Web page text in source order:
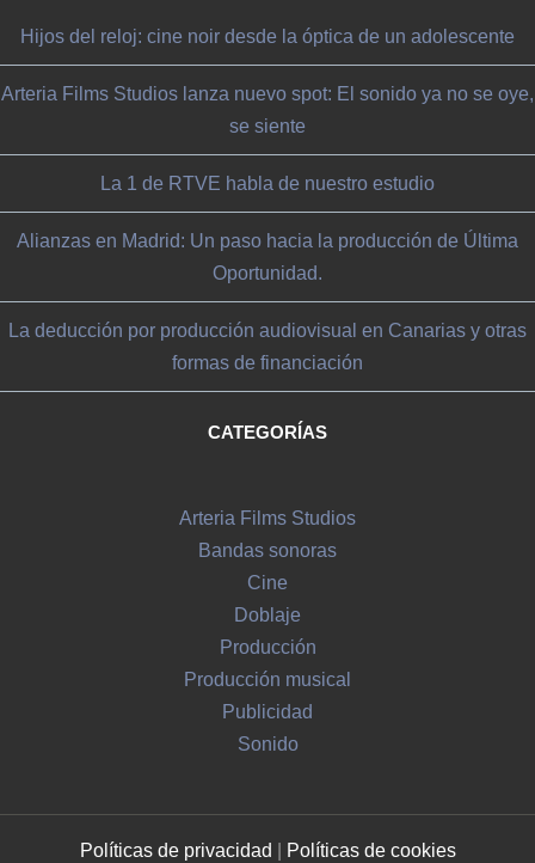
Hijos del reloj: cine noir desde la óptica de un adolescente
Arteria Films Studios lanza nuevo spot: El sonido ya no se oye,
se siente
La 1 de RTVE habla de nuestro estudio
Alianzas en Madrid: Un paso hacia la producción de Última
Oportunidad.
La deducción por producción audiovisual en Canarias y otras
formas de financiación
CATEGORÍAS
Arteria Films Studios
Bandas sonoras
Cine
Doblaje
Producción
Producción musical
Publicidad
Sonido
Políticas de privacidad Políticas de cookies